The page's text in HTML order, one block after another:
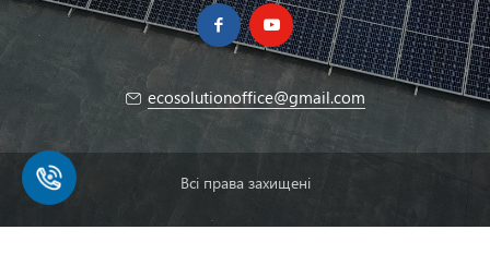
ecosolutionoffice@gmail.com
Всі права захищені